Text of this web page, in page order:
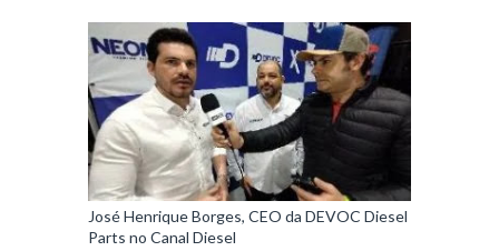
José Henrique Borges, CEO da DEVOC Diesel
Parts no Canal Diesel